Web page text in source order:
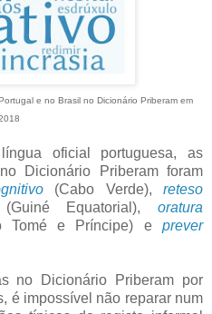
e no Brasil no Dicionário Priberam em
oficial portuguesa, as
Dicionário Priberam foram
(Cabo Verde),reteso
(Guiné Equatorial), oratura
Tomé e Príncipe) eprever
no Dicionário Priberam por
é impossível não reparar num